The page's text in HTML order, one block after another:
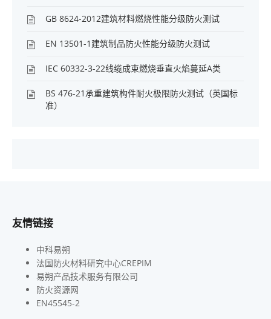
GB 8624-2012建筑材料燃烧性能分级防火测试
EN 13501-1建筑制品防火性能分级防火测试
IEC 60332-3-22线缆成束燃烧垂直火焰蔓延A类
BS 476-21承重建筑构件耐火极限防火测试（英国标
准）
友情链接
中科易朔
法国防火材料研究中心CREPIM
易朔产品技术服务有限公司
防火资源网
EN45545-2